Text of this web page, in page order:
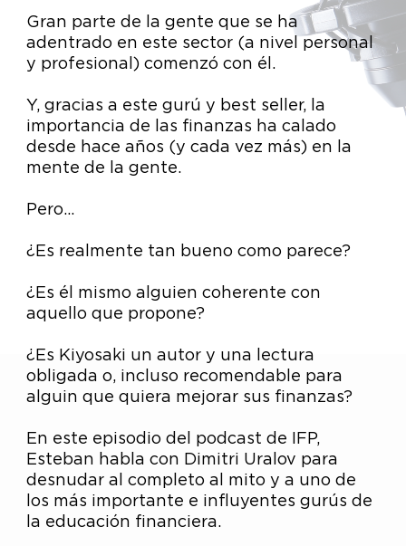
Gran parte de la gente que se ha
adentrado en este sector (a nivel personal
y profesional) comenzó con él.
Y, gracias a este gurú y best seller, la
importancia de las finanzas ha calado
desde hace años (y cada vez más) en la
mente de la gente.
Pero…
¿Es realmente tan bueno como parece?
¿Es él mismo alguien coherente con
aquello que propone?
¿Es Kiyosaki un autor y una lectura
obligada o, incluso recomendable para
alguin que quiera mejorar sus finanzas?
En este episodio del podcast de IFP,
Esteban habla con Dimitri Uralov para
desnudar al completo al mito y a uno de
los más importante e influyentes gurús de
la educación financiera.